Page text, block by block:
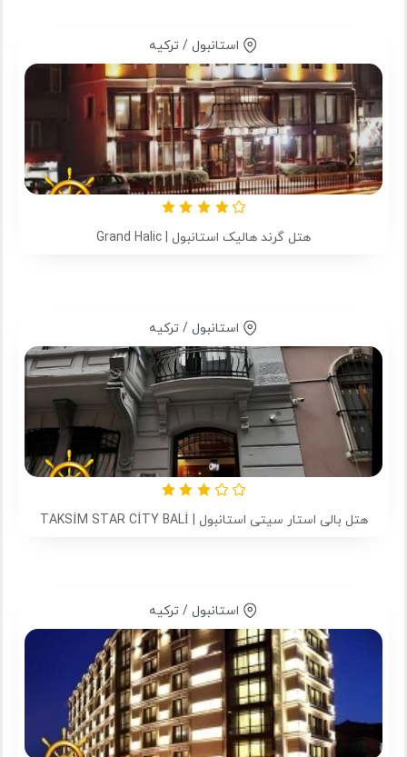
استانبول / ترکیه
هتل گرند هالیک استانبول | Grand Halic
استانبول / ترکیه
هتل بالی استار سیتی استانبول | TAKSİM STAR CİTY BALİ
استانبول / ترکیه